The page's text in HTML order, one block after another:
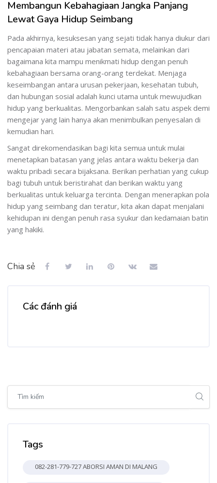
Membangun Kebahagiaan Jangka Panjang
Lewat Gaya Hidup Seimbang
Pada akhirnya, kesuksesan yang sejati tidak hanya diukur dari
pencapaian materi atau jabatan semata, melainkan dari
bagaimana kita mampu menikmati hidup dengan penuh
kebahagiaan bersama orang-orang terdekat. Menjaga
keseimbangan antara urusan pekerjaan, kesehatan tubuh,
dan hubungan sosial adalah kunci utama untuk mewujudkan
hidup yang berkualitas. Mengorbankan salah satu aspek demi
mengejar yang lain hanya akan menimbulkan penyesalan di
kemudian hari.
Sangat direkomendasikan bagi kita semua untuk mulai
menetapkan batasan yang jelas antara waktu bekerja dan
waktu pribadi secara bijaksana. Berikan perhatian yang cukup
bagi tubuh untuk beristirahat dan berikan waktu yang
berkualitas untuk keluarga tercinta. Dengan menerapkan pola
hidup yang seimbang dan teratur, kita akan dapat menjalani
kehidupan ini dengan penuh rasa syukur dan kedamaian batin
yang hakiki.
Chia sẻ
Các đánh giá
Tags
082-281-779-727 ABORSI AMAN DI MALANG